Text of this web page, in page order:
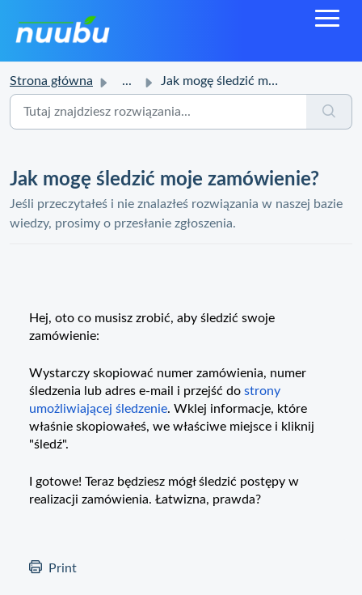
Strona główna ... Jak mogę śledzić moje zamówienie?
Jak mogę śledzić moje zamówienie?
Jeśli przeczytałeś i nie znalazłeś rozwiązania w naszej bazie
wiedzy, prosimy o przesłanie zgłoszenia.
Hej, oto co musisz zrobić, aby śledzić swoje
zamówienie:
Wystarczy skopiować numer zamówienia, numer
śledzenia lub adres e-mail i przejść do strony
umożliwiającej śledzenie. Wklej informacje, które
właśnie skopiowałeś, we właściwe miejsce i kliknij
"śledź".
I gotowe! Teraz będziesz mógł śledzić postępy w
realizacji zamówienia. Łatwizna, prawda?
Print